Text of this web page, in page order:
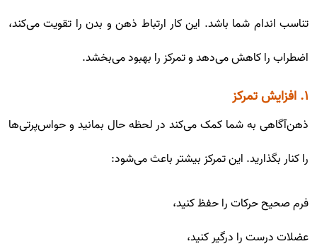
تناسب اندام شما باشد. این کار ارتباط ذهن و بدن را تقویت می‌کند،
اضطراب را کاهش می‌دهد و تمرکز را بهبود می‌بخشد.
۱. افزایش تمرکز
ذهن‌آگاهی به شما کمک می‌کند در لحظه حال بمانید و حواس‌پرتی‌ها
را کنار بگذارید. این تمرکز بیشتر باعث می‌شود:
فرم صحیح حرکات را حفظ کنید،
عضلات درست را درگیر کنید،